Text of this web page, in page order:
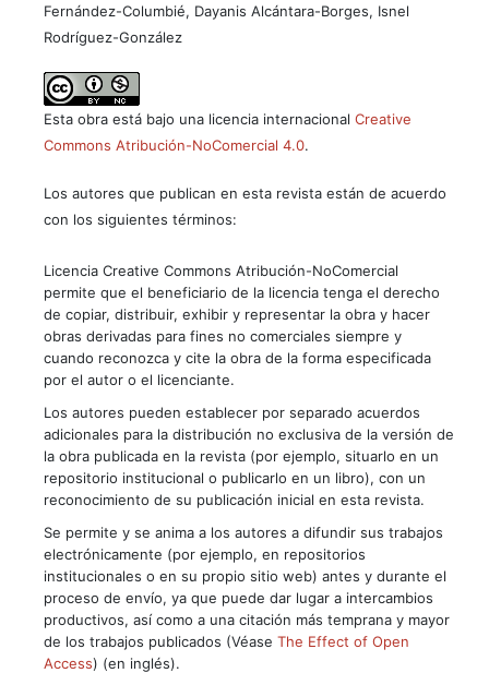
Fernández-Columbié, Dayanis Alcántara-Borges, Isnel
Rodríguez-González
Esta obra está bajo una licencia internacional Creative
Commons Atribución-NoComercial 4.0.
Los autores que publican en esta revista están de acuerdo
con los siguientes términos:
Licencia Creative Commons Atribución-NoComercial
permite que el beneficiario de la licencia tenga el derecho
de copiar, distribuir, exhibir y representar la obra y hacer
obras derivadas para fines no comerciales siempre y
cuando reconozca y cite la obra de la forma especificada
por el autor o el licenciante.
Los autores pueden establecer por separado acuerdos
adicionales para la distribución no exclusiva de la versión de
la obra publicada en la revista (por ejemplo, situarlo en un
repositorio institucional o publicarlo en un libro), con un
reconocimiento de su publicación inicial en esta revista.
Se permite y se anima a los autores a difundir sus trabajos
electrónicamente (por ejemplo, en repositorios
institucionales o en su propio sitio web) antes y durante el
proceso de envío, ya que puede dar lugar a intercambios
productivos, así como a una citación más temprana y mayor
de los trabajos publicados (Véase The Effect of Open
Access) (en inglés).